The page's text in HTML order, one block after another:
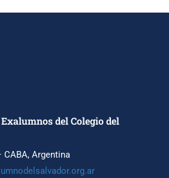
del Colegio del
CABA, Argentina